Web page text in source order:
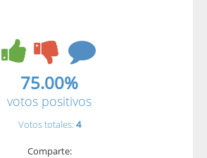
75.00%
votos positivos
Votos totales: 4
Comparte: